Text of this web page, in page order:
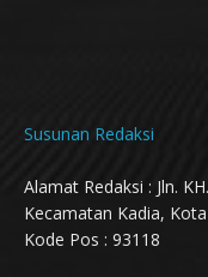
Susunan Redaksi
Alamat Redaksi : Jln.
Kecamatan Kadia,
Kode Pos : 93118